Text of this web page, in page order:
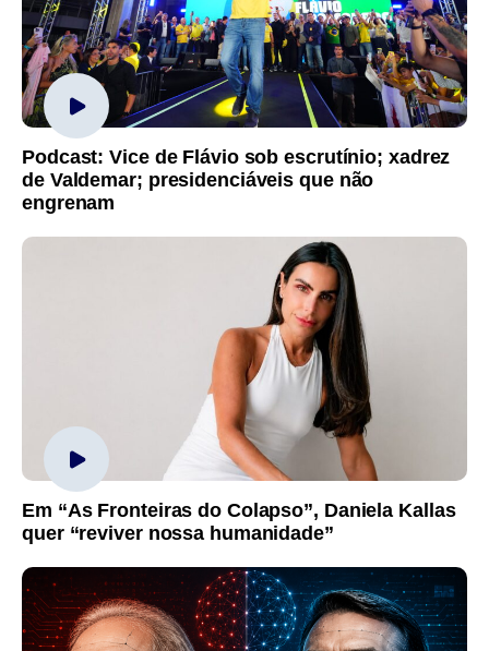
Podcast: Vice de Flávio sob escrutínio; xadrez
de Valdemar; presidenciáveis que não
engrenam
Em “As Fronteiras do Colapso”, Daniela Kallas
quer “reviver nossa humanidade”